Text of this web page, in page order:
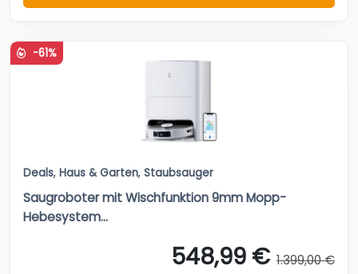
-61%
Deals, Haus & Garten, Staubsauger
Saugroboter mit Wischfunktion 9mm Mopp-
Hebesystem...
548,99 € 1.399,00 €